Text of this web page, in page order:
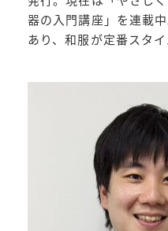
器の入門講座」を連載
あり、和服が定番スタイ